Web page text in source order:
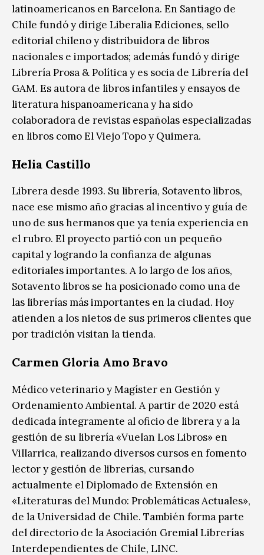
latinoamericanos en Barcelona. En Santiago de
Chile fundó y dirige Liberalia Ediciones, sello
editorial chileno y distribuidora de libros
nacionales e importados; además fundó y dirige
Librería Prosa & Política y es socia de Librería del
GAM. Es autora de libros infantiles y ensayos de
literatura hispanoamericana y ha sido
colaboradora de revistas españolas especializadas
en libros como El Viejo Topo y Quimera.
Helia Castillo
Librera desde 1993. Su librería, Sotavento libros,
nace ese mismo año gracias al incentivo y guía de
uno de sus hermanos que ya tenía experiencia en
el rubro. El proyecto partió con un pequeño
capital y logrando la confianza de algunas
editoriales importantes. A lo largo de los años,
Sotavento libros se ha posicionado como una de
las librerías más importantes en la ciudad. Hoy
atienden a los nietos de sus primeros clientes que
por tradición visitan la tienda.
Carmen Gloria Amo Bravo
Médico veterinario y Magíster en Gestión y
Ordenamiento Ambiental. A partir de 2020 está
dedicada íntegramente al oficio de librera y a la
gestión de su librería «Vuelan Los Libros» en
Villarrica, realizando diversos cursos en fomento
lector y gestión de librerías, cursando
actualmente el Diplomado de Extensión en
«Literaturas del Mundo: Problemáticas Actuales»,
de la Universidad de Chile. También forma parte
del directorio de la Asociación Gremial Librerías
Interdependientes de Chile, LINC.